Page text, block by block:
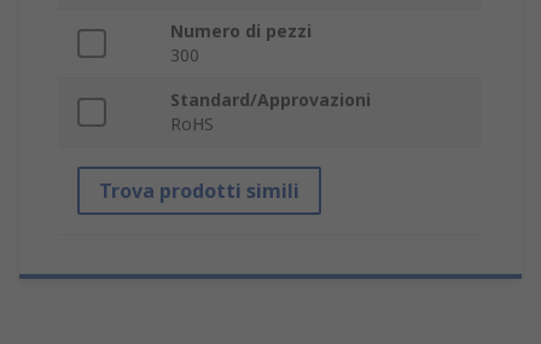
Numero di pezzi
300
Standard/Approvazioni
RoHS
Trova prodotti simili